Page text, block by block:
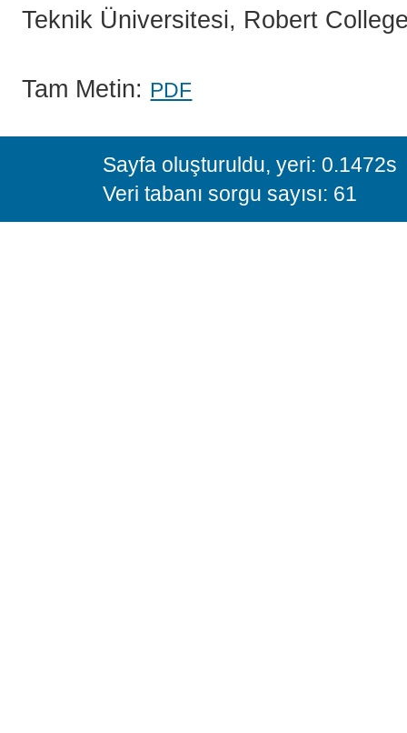
Teknik Üniversitesi, Robert
Tam Metin: PDF
Sayfa oluşturuldu, yeri: 0.1472s
Veri tabanı sorgu sayısı: 61